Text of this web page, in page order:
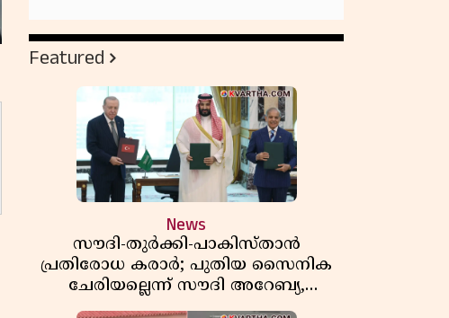
Featured
News
സൗദി-തുർക്കി-പാകിസ്താൻ
പ്രതിരോധ കരാർ; പുതിയ സൈനിക
ചേരിയല്ലെന്ന് സൗദി അറേബ്യ,
വിമർശനവുമായി ഇറാൻ